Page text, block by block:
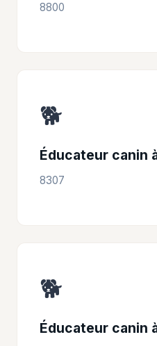
8800
🐕
Éducateur canin
8307
🐕
Éducateur canin